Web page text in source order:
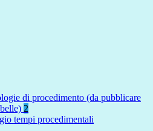
di procedimento (da pubblicare
2
tempi procedimentali